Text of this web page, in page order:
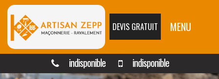
DEVIS GRATUIT MENU
indisponible indisponible